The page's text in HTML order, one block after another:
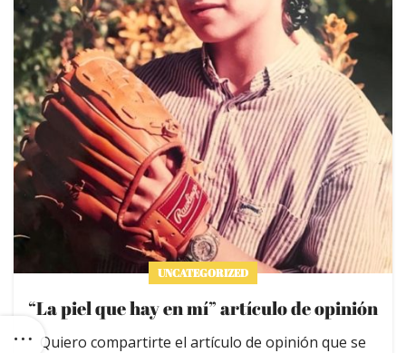
UNCATEGORIZED
“La piel que hay en mí” artículo de opinión
Quiero compartirte el artículo de opinión que se